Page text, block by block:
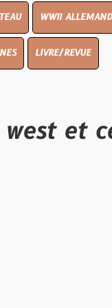
ALLEMAND COPIE
et